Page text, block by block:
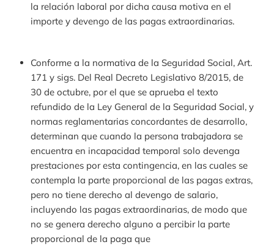
la relación laboral por dicha causa motiva en el
importe y devengo de las pagas extraordinarias.
Conforme a la normativa de la Seguridad Social, Art.
171 y sigs. Del Real Decreto Legislativo 8/2015, de
30 de octubre, por el que se aprueba el texto
refundido de la Ley General de la Seguridad Social, y
normas reglamentarias concordantes de desarrollo,
determinan que cuando la persona trabajadora se
encuentra en incapacidad temporal solo devenga
prestaciones por esta contingencia, en las cuales se
contempla la parte proporcional de las pagas extras,
pero no tiene derecho al devengo de salario,
incluyendo las pagas extraordinarias, de modo que
no se genera derecho alguno a percibir la parte
proporcional de la paga que